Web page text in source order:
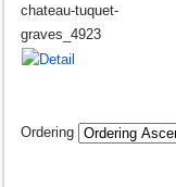
chateau-tuquet-
graves_4923
Ordering